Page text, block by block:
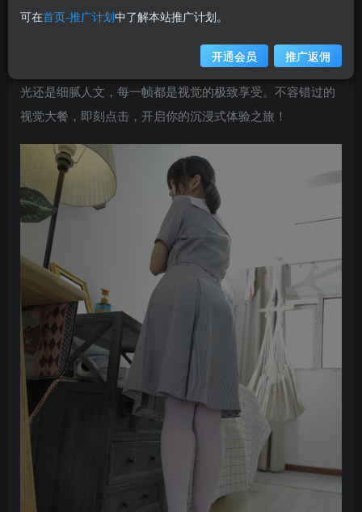
【在线看】今日精彩来袭，有料不停歇！43号专题汇聚
视觉盛宴，独家揭秘不为人知的幕后故事。【145张图片】
海量高清美图，带你穿越至每一个精彩瞬间，无论是壮丽风
光还是细腻人文，每一帧都是视觉的极致享受。不容错过的
视觉大餐，即刻点击，开启你的沉浸式体验之旅！
可在首页-推广计划中了解本站推广计划。
开通会员 推广返佣